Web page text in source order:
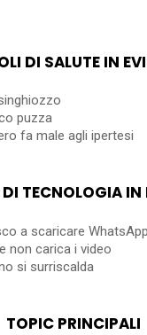
DI SALUTE IN
puzza
fa male agli ipertesi
TECNOLOGIA IN
a scaricare WhatsApp
non carica i video
si surriscalda
TOPIC PRINCIPALI